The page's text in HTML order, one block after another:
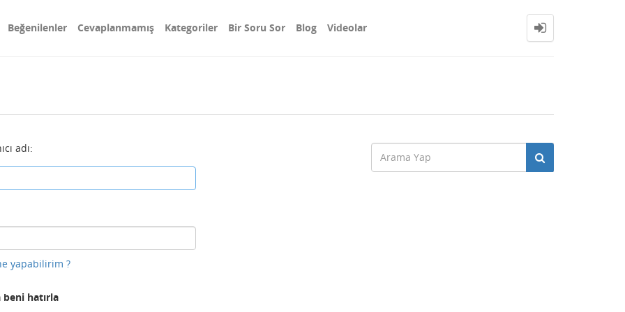
Beğenilenler Cevaplanmamış Kategoriler Bir Soru Sor Blog Videolar
adı:
yapabilirim ?
hatırla